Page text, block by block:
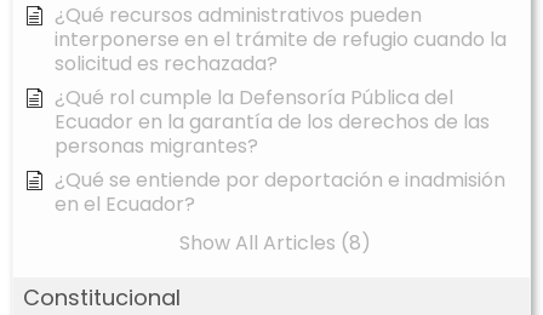
¿Qué recursos administrativos pueden
interponerse en el trámite de refugio cuando la
solicitud es rechazada?
¿Qué rol cumple la Defensoría Pública del
Ecuador en la garantía de los derechos de las
personas migrantes?
¿Qué se entiende por deportación e inadmisión
en el Ecuador?
Show All Articles (8)
Constitucional